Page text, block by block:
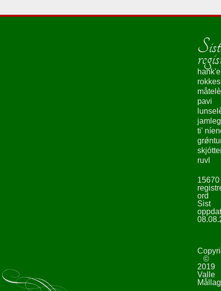
hank'e
pavi
ti'
ruvl
15670
ord
Sist
©
2019
Valle
Mållag